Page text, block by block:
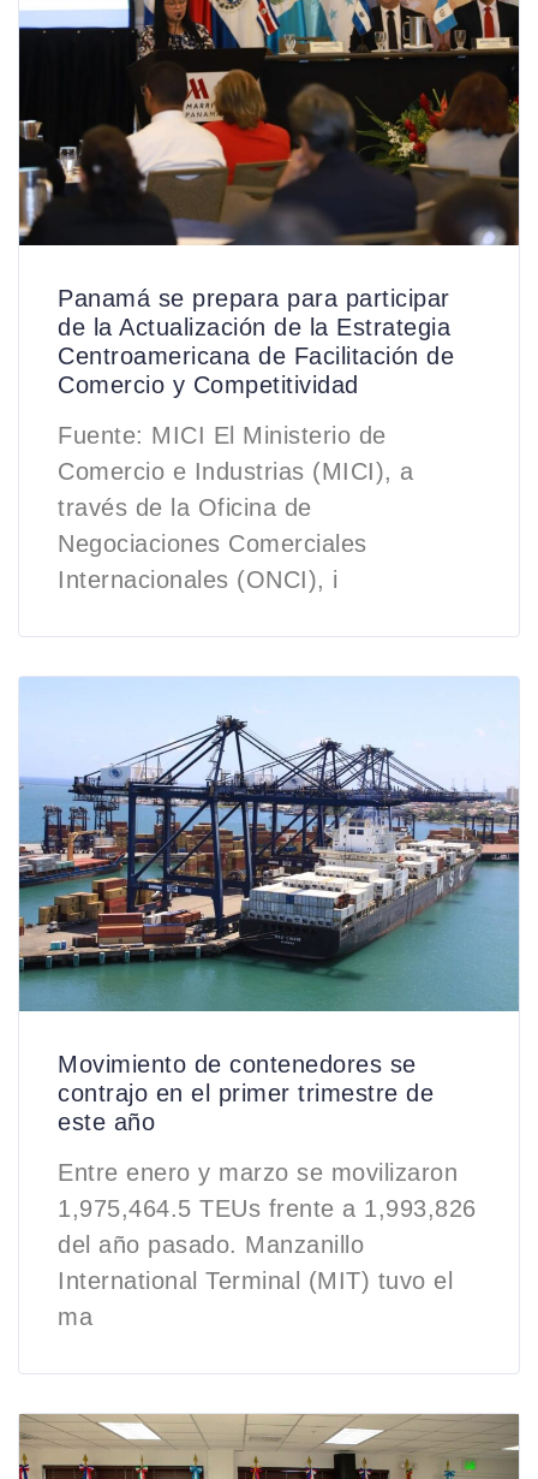
Panamá se prepara para participar
de la Actualización de la Estrategia
Centroamericana de Facilitación de
Comercio y Competitividad
Fuente: MICI El Ministerio de
Comercio e Industrias (MICI), a
través de la Oficina de
Negociaciones Comerciales
Internacionales (ONCI), i
Movimiento de contenedores se
contrajo en el primer trimestre de
este año
Entre enero y marzo se movilizaron
1,975,464.5 TEUs frente a 1,993,826
del año pasado. Manzanillo
International Terminal (MIT) tuvo el
ma